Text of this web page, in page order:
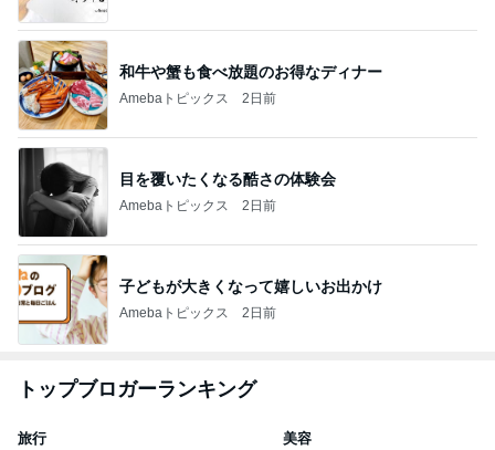
和牛や蟹も食べ放題のお得なディナー
Amebaトピックス 2日前
目を覆いたくなる酷さの体験会
Amebaトピックス 2日前
子どもが大きくなって嬉しいお出かけ
Amebaトピックス 2日前
トップブロガーランキング
旅行 美容